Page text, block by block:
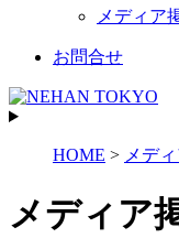
メディア
お問合せ
HOME > メデ
メディア